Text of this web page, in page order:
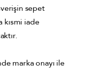
sepet
kısmi iade
marka onayı ile